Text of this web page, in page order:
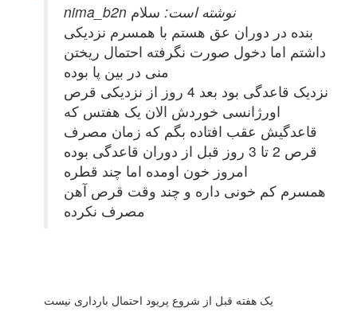
nima_b2n نوشته است: سلام
بنده در دوران عق هستم با همسرم نزدیکی
داشتم اما دخول صورت نگرفته احتمال ریختن
منی در بین پا بوده
نزدیک قاعدگی بود بعد 4 روز از نزدیکی قرص
اورژانسی خوردش الان یک هفتس که
قاعدگیش عقب افتاده بگم که زمان مصرف
قرص 2 تا 3 روز قبل از دوران قاعدگی بوده
امروز خون اومده اما چند قطره
همسرم کم خونی داره و چند وقت قرص آهن
مصرف نکرده
یک هفته قبل از شروع پریود احتمال بارداری نیست